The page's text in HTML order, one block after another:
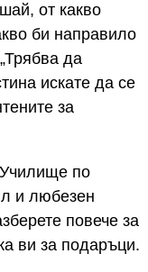
от какво
би направило
да
искате да се
за
по
и любезен
повече за
ви за подаръци.